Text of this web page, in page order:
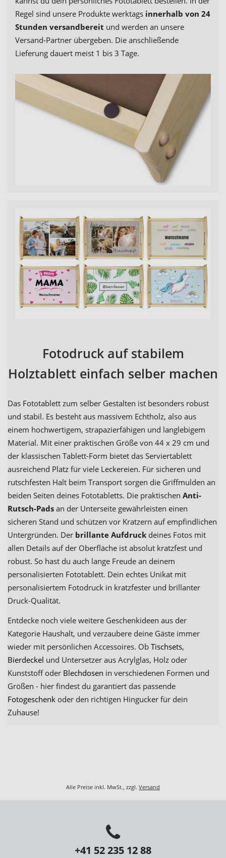
Regel sind unsere Produkte werktags innerhalb von 24
Stunden versandbereit und werden an unsere
Versand-Partner übergeben. Die anschließende
Lieferung dauert meist 1 bis 3 Tage.
Fotodruck auf stabilem
Holztablett einfach selber machen
Das Fototablett zum selber Gestalten ist besonders robust
und stabil. Es besteht aus massivem Echtholz, also aus
einem hochwertigem, strapazierfähigen und langlebigem
Material. Mit einer praktischen Größe von 44 x 29 cm und
der klassischen Tablett-Form bietet das Serviertablett
ausreichend Platz für viele Leckereien. Für sicheren und
rutschfesten Halt beim Transport sorgen die Griffmulden an
beiden Seiten deines Fototabletts. Die praktischen Anti-
Rutsch-Pads an der Unterseite gewährleisten einen
sicheren Stand und schützen vor Kratzern auf empfindlichen
Untergründen. Der brillante Aufdruck deines Fotos mit
allen Details auf der Oberfläche ist absolut kratzfest und
robust. So hast du auch lange Freude an deinem
personalisierten Fototablett. Dein echtes Unikat mit
personalisiertem Fotodruck in kratzfester und brillanter
Druck-Qualität.
Entdecke noch viele weitere Geschenkideen aus der
Kategorie Haushalt, und verzaubere deine Gäste immer
wieder mit persönlichen Accessoires. Ob Tischsets,
Bierdeckel und Untersetzer aus Acrylglas, Holz oder
Kunststoff oder Blechdosen in verschiedenen Formen und
Größen - hier findest du garantiert das passende
Fotogeschenk oder den richtigen Hingucker für dein
Zuhause!
Alle Preise inkl. MwSt., zzgl. Versand
+41 52 235 12 88